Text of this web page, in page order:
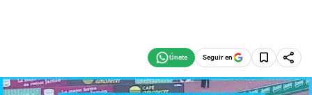
Seguir en